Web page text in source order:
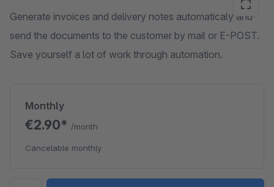
Generate invoices and delivery notes automaticaly and
send the documents to the customer by mail or E-POST.
Save yourself a lot of work through automation.
Monthly
€2.90* /month
Cancelable monthly